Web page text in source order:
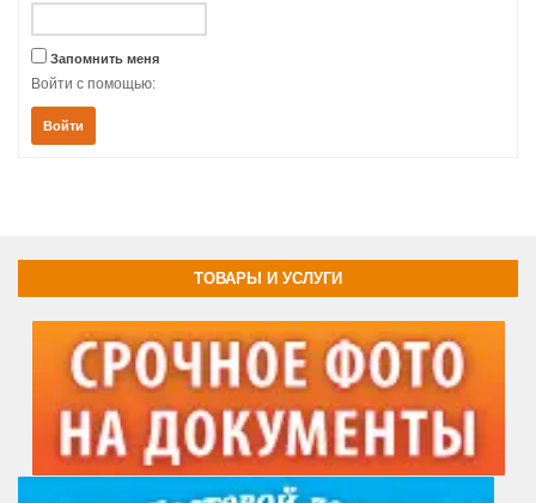
Запомнить меня
Войти с помощью:
Войти
ТОВАРЫ И УСЛУГИ